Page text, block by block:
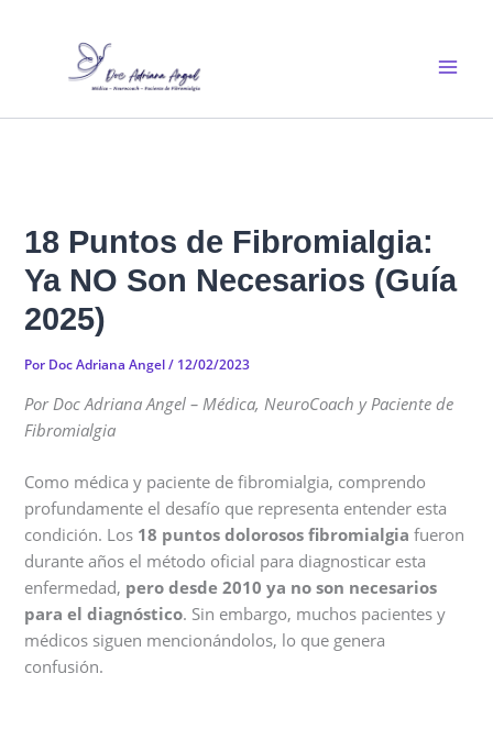
18 Puntos de Fibromialgia:
Ya NO Son Necesarios (Guía
2025)
Por Doc Adriana Angel/ 12/02/2023
Por Doc Adriana Angel – Médica, NeuroCoach y Paciente de
Fibromialgia
Como médica y paciente de fibromialgia, comprendo
profundamente el desafío que representa entender esta
condición. Los 18 puntos dolorosos fibromialgia fueron
durante años el método oficial para diagnosticar esta
enfermedad, pero desde 2010 ya no son necesarios
para el diagnóstico. Sin embargo, muchos pacientes y
médicos siguen mencionándolos, lo que genera
confusión.